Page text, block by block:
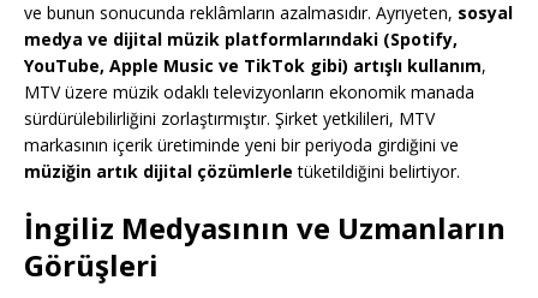
ve bunun sonucunda reklâmların azalmasıdır. Ayrıyeten, sosyal
medya ve dijital müzik platformlarındaki (Spotify,
YouTube, Apple Music ve TikTok gibi) artışlı kullanım,
MTV üzere müzik odaklı televizyonların ekonomik manada
sürdürülebilirliğini zorlaştırmıştır. Şirket yetkilileri, MTV
markasının içerik üretiminde yeni bir periyoda girdiğini ve
müziğin artık dijital çözümlerle tüketildiğini belirtiyor.
İngiliz Medyasının ve Uzmanların
Görüşleri